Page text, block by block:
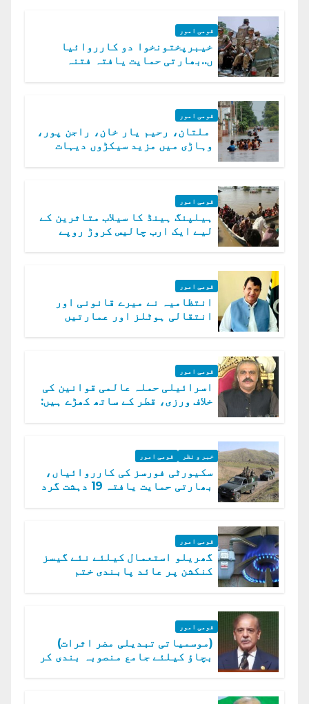
قومی امور
خیبرپختونخوا دو کارروائیا
ں..بھارتی حمایت یافتہ فتنہ
قومی امور
ملتان، رحیم یار خان، راجن پور،
وہاڑی میں مزید سیکڑوں دیہات
قومی امور
ہیلپنگ ہینڈ کا سیلاب متاثرین کے
لیے ایک ارب چالیس کروڑ روپے
قومی امور
انتظامیہ نے میرے قانونی اور
انتقالی ہوٹلز اور عمارتیں
قومی امور
اسرائیلی حملہ عالمی قوانین کی
خلاف ورزی، قطر کے ساتھ کھڑے ہیں:
خبر و نظر قومی امور
سکیورٹی فورسز کی کارروائیاں،
بھارتی حمایت یافتہ 19 دہشت گرد
قومی امور
گھریلو استعمال کیلئے نئے گیسز
کنکشن پر عائد پابندی ختم
قومی امور
(موسمیاتی تبدیلی مضر اثرات)
بچاؤ کیلئے جامع منصوبہ بندی کر